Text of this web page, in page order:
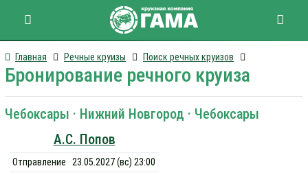
Главная Речные круизы Поиск речных круизов
Бронирование речного круиза
Чебоксары · Нижний Новгород · Чебоксары
А.С. Попов
Отправление
23.05.2027 (вс) 23:00